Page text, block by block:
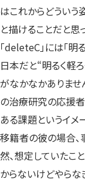
はこれからどういう
と描けることだと思
「deleteC」には「明
日本だと“明るく軽
がなかなかありませ
の治療研究の応援
ある課題というイメ
移籍者の彼の場合、
然、想定していたこ
からないけどやらな